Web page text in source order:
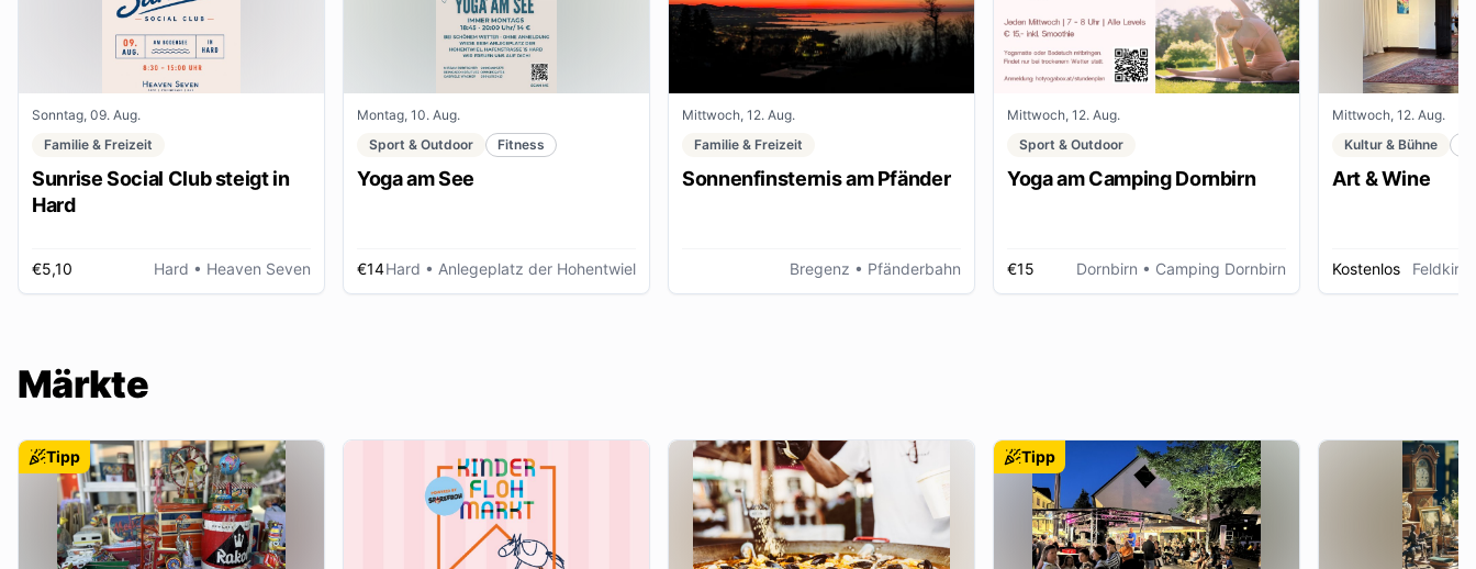
Sonntag, 09. Aug.
Familie & Freizeit
Sunrise Social Club steigt in
Hard
€5,10 Hard • Heaven Seven
Montag, 10. Aug.
Sport & Outdoor
Fitness
Yoga am See
€14Hard • Anlegeplatz der Hohentwiel
Mittwoch, 12. Aug.
Familie & Freizeit
Sonnenfinsternis am Pfänder
Bregenz • Pfänderbahn
Mittwoch, 12. Aug.
Sport & Outdoor
Yoga am Camping Dornbirn
€15 Dornbirn • Camping Dornbirn
Mittwoch, 12. Aug.
Kultur & Bühne
Art & Wine
Kostenlos Feldkirch
Märkte
Tipp Tipp